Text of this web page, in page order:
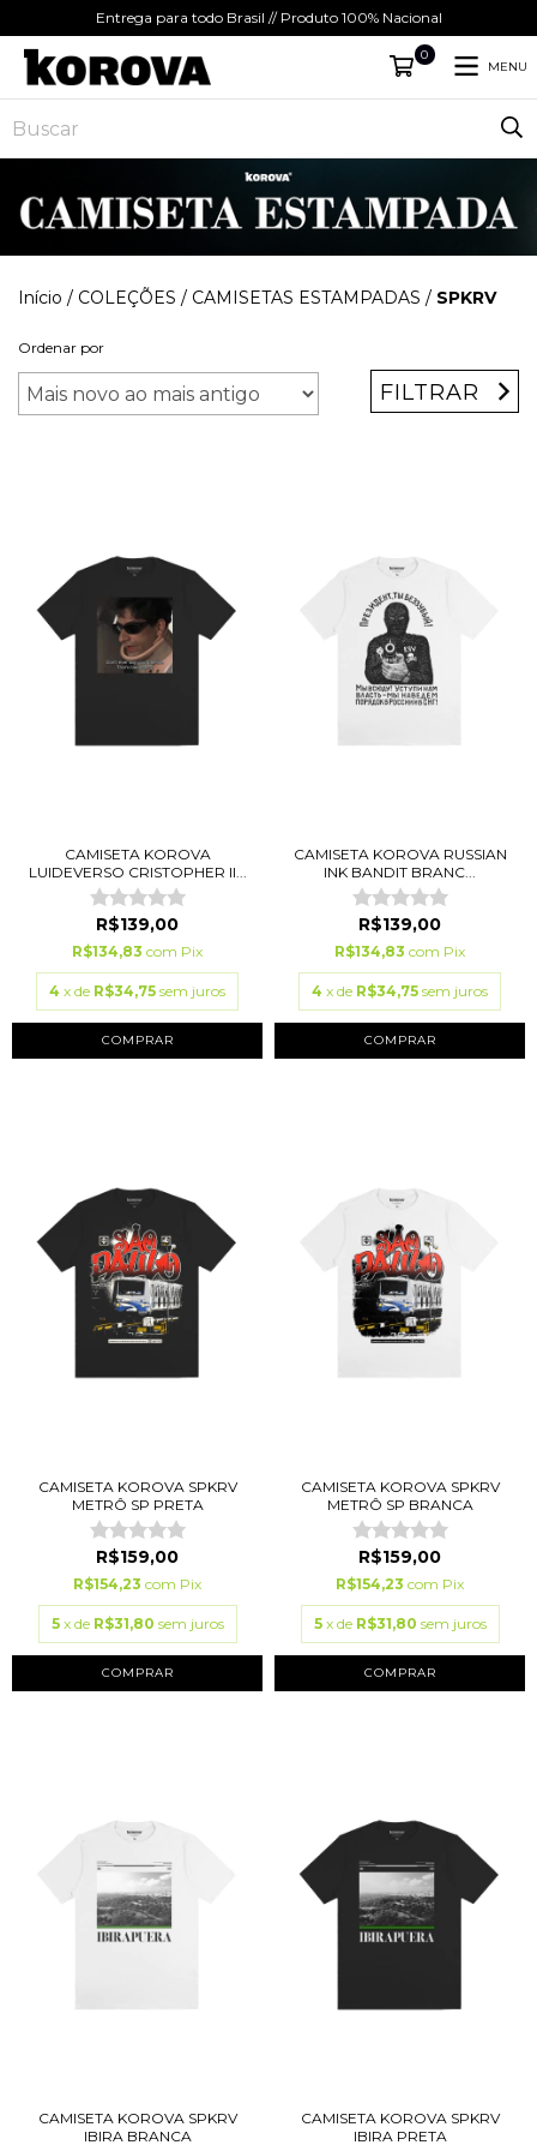
Entrega para todo Brasil // Produto 100% Nacional
0
MENU
Início / COLEÇÕES / CAMISETAS ESTAMPADAS / SPKRV
Ordenar por
FILTRAR
CAMISETA KOROVA
LUIDEVERSO CRISTOPHER II...
R$139,00
R$134,83 com Pix
4 x de R$34,75 sem juros
COMPRAR
CAMISETA KOROVA RUSSIAN
INK BANDIT BRANC...
R$139,00
R$134,83 com Pix
4 x de R$34,75 sem juros
COMPRAR
CAMISETA KOROVA SPKRV
METRÔ SP PRETA
R$159,00
R$154,23 com Pix
5 x de R$31,80 sem juros
COMPRAR
CAMISETA KOROVA SPKRV
METRÔ SP BRANCA
R$159,00
R$154,23 com Pix
5 x de R$31,80 sem juros
COMPRAR
CAMISETA KOROVA SPKRV
IBIRA BRANCA
CAMISETA KOROVA SPKRV
IBIRA PRETA